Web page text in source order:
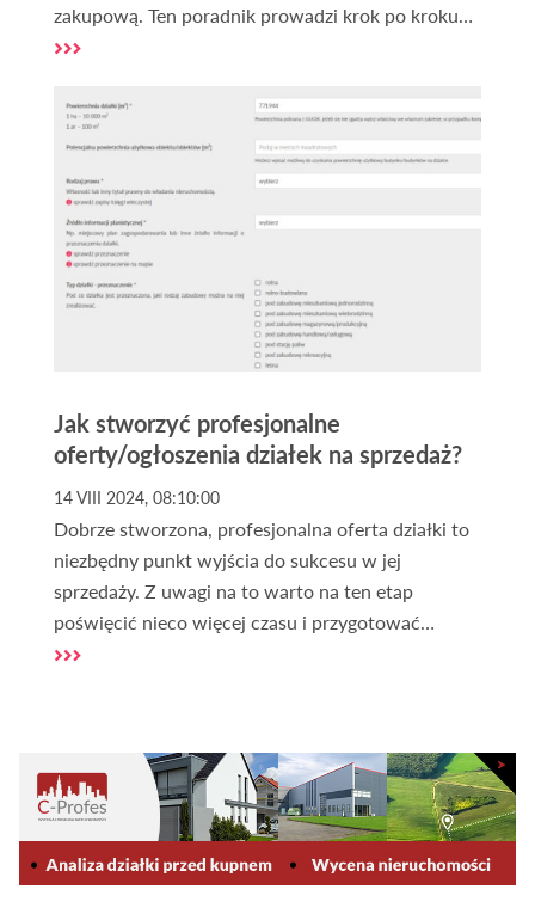
zakupową. Ten poradnik prowadzi krok po kroku
przez najważniejsze aspekty techniczne, prawne i
oraz informacje, gdzie i jak zdobywać dane
Jak stworzyć profesjonalne
oferty/ogłoszenia działek na sprzedaż?
14 VIII 2024, 08:10:00
Dobrze stworzona, profesjonalna oferta działki to
niezbędny punkt wyjścia do sukcesu w jej
sprzedaży. Z uwagi na to warto na ten etap
poświęcić nieco więcej czasu i przygotować
ogłoszenie w sposób poprawny. Co zatem powinna